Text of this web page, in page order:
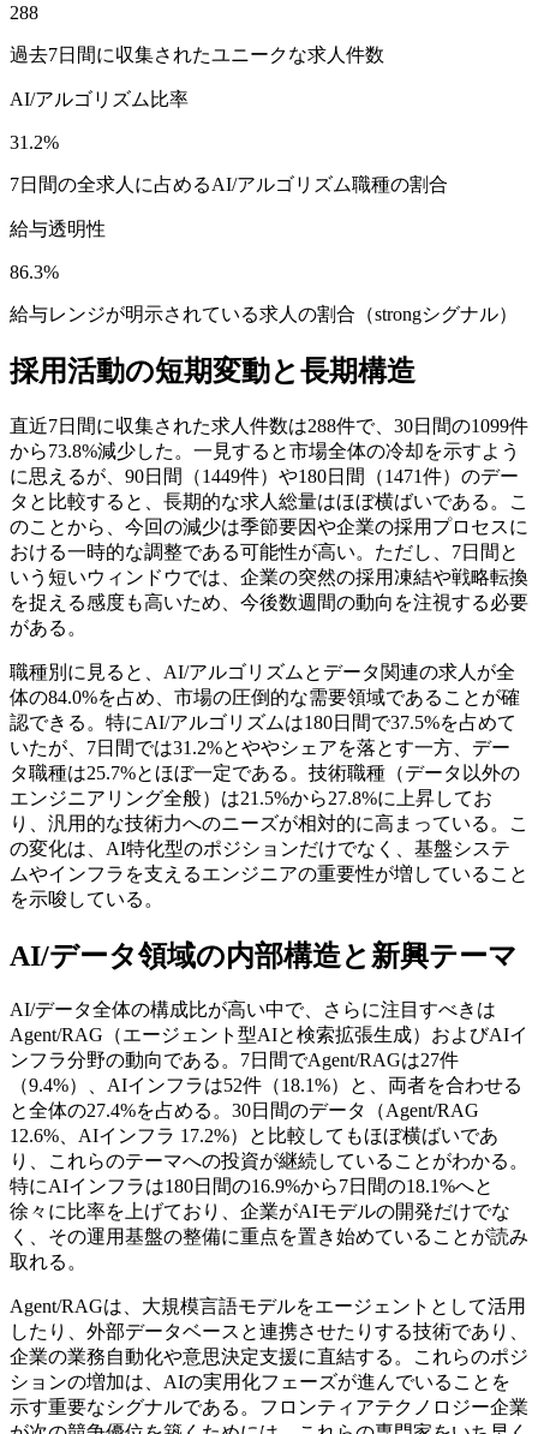
288
過去7日間に収集されたユニークな求人件数
AI/アルゴリズム比率
31.2%
7日間の全求人に占めるAI/アルゴリズム職種の割合
給与透明性
86.3%
給与レンジが明示されている求人の割合（strongシグナル）
採用活動の短期変動と長期構造
直近7日間に収集された求人件数は288件で、30日間の1099件
から73.8%減少した。一見すると市場全体の冷却を示すよう
に思えるが、90日間（1449件）や180日間（1471件）のデー
タと比較すると、長期的な求人総量はほぼ横ばいである。こ
のことから、今回の減少は季節要因や企業の採用プロセスに
おける一時的な調整である可能性が高い。ただし、7日間と
いう短いウィンドウでは、企業の突然の採用凍結や戦略転換
を捉える感度も高いため、今後数週間の動向を注視する必要
がある。
職種別に見ると、AI/アルゴリズムとデータ関連の求人が全
体の84.0%を占め、市場の圧倒的な需要領域であることが確
認できる。特にAI/アルゴリズムは180日間で37.5%を占めて
いたが、7日間では31.2%とややシェアを落とす一方、デー
タ職種は25.7%とほぼ一定である。技術職種（データ以外の
エンジニアリング全般）は21.5%から27.8%に上昇してお
り、汎用的な技術力へのニーズが相対的に高まっている。こ
の変化は、AI特化型のポジションだけでなく、基盤システ
ムやインフラを支えるエンジニアの重要性が増していること
を示唆している。
AI/データ領域の内部構造と新興テーマ
AI/データ全体の構成比が高い中で、さらに注目すべきは
Agent/RAG（エージェント型AIと検索拡張生成）およびAIイ
ンフラ分野の動向である。7日間でAgent/RAGは27件
（9.4%）、AIインフラは52件（18.1%）と、両者を合わせる
と全体の27.4%を占める。30日間のデータ（Agent/RAG
12.6%、AIインフラ 17.2%）と比較してもほぼ横ばいであ
り、これらのテーマへの投資が継続していることがわかる。
特にAIインフラは180日間の16.9%から7日間の18.1%へと
徐々に比率を上げており、企業がAIモデルの開発だけでな
く、その運用基盤の整備に重点を置き始めていることが読み
取れる。
Agent/RAGは、大規模言語モデルをエージェントとして活用
したり、外部データベースと連携させたりする技術であり、
企業の業務自動化や意思決定支援に直結する。これらのポジ
ションの増加は、AIの実用化フェーズが進んでいることを
示す重要なシグナルである。フロンティアテクノロジー企業